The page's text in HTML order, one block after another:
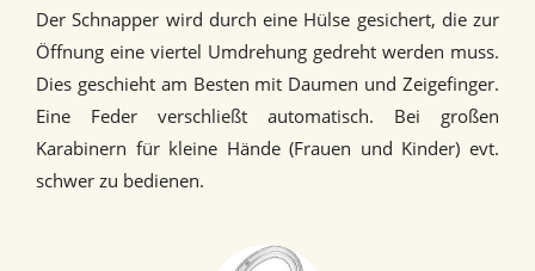
Der Schnapper wird durch eine Hülse gesichert, die zur
Öffnung eine viertel Umdrehung gedreht werden muss.
Dies geschieht am Besten mit Daumen und Zeigefinger.
Eine Feder verschließt automatisch. Bei großen
Karabinern für kleine Hände (Frauen und Kinder) evt.
schwer zu bedienen.